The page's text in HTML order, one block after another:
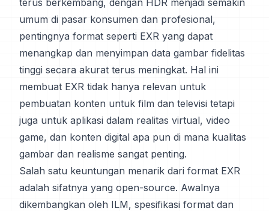
terus berkembang, dengan HDR menjadi semakin
umum di pasar konsumen dan profesional,
pentingnya format seperti EXR yang dapat
menangkap dan menyimpan data gambar fidelitas
tinggi secara akurat terus meningkat. Hal ini
membuat EXR tidak hanya relevan untuk
pembuatan konten untuk film dan televisi tetapi
juga untuk aplikasi dalam realitas virtual, video
game, dan konten digital apa pun di mana kualitas
gambar dan realisme sangat penting.
Salah satu keuntungan menarik dari format EXR
adalah sifatnya yang open-source. Awalnya
dikembangkan oleh ILM, spesifikasi format dan